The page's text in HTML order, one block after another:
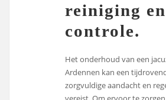
reiniging en
controle.
Het onderhoud van een
Ardennen kan een
zorgvuldige aandacht en